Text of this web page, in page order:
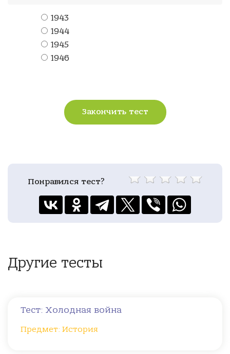
1943
1944
1945
1946
Закончить тест
Понравился тест?
Другие тесты
Тест: Холодная война
Предмет: История